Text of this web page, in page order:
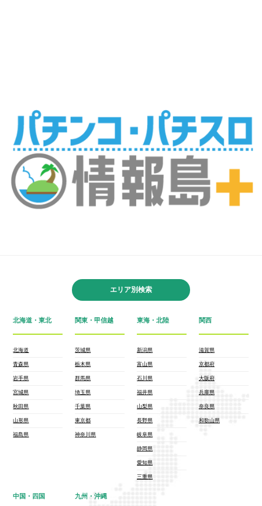
エリア別検索
北海道・東北
北海道
青森県
岩手県
宮城県
秋田県
山形県
福島県
関東・甲信越
茨城県
栃木県
群馬県
埼玉県
千葉県
東京都
神奈川県
東海・北陸
新潟県
富山県
石川県
福井県
山梨県
長野県
岐阜県
静岡県
愛知県
三重県
関西
滋賀県
京都府
大阪府
兵庫県
奈良県
和歌山県
中国・四国 九州・沖縄